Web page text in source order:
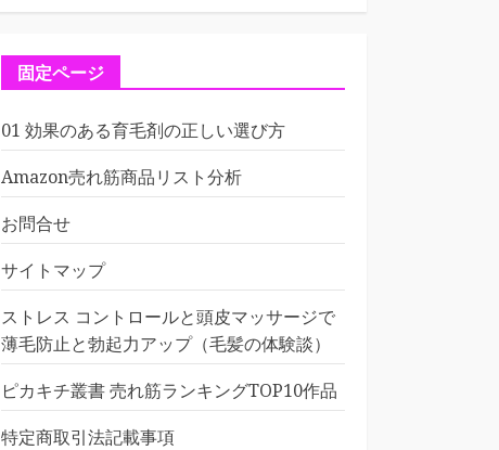
固定ページ
01 効果のある育毛剤の正しい選び方
Amazon売れ筋商品リスト分析
お問合せ
サイトマップ
ストレス コントロールと頭皮マッサージで
薄毛防止と勃起力アップ（毛髪の体験談）
ピカキチ叢書 売れ筋ランキングTOP10作品
特定商取引法記載事項